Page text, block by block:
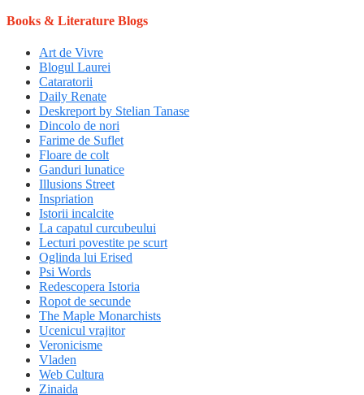
Books & Literature Blogs
Art de Vivre
Blogul Laurei
Cataratorii
Daily Renate
Deskreport by Stelian Tanase
Dincolo de nori
Farime de Suflet
Floare de colt
Ganduri lunatice
Illusions Street
Inspriation
Istorii incalcite
La capatul curcubeului
Lecturi povestite pe scurt
Oglinda lui Erised
Psi Words
Redescopera Istoria
Ropot de secunde
The Maple Monarchists
Ucenicul vrajitor
Veronicisme
Vladen
Web Cultura
Zinaida